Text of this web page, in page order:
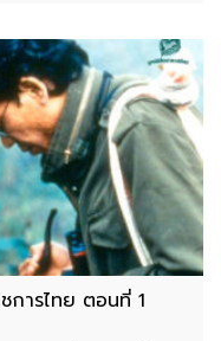
การไทย ตอนที่ 1